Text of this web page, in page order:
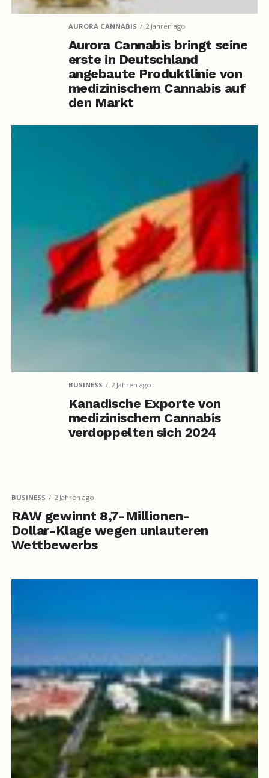
AURORA CANNABIS 2 Jahren ago
Aurora Cannabis bringt seine
erste in Deutschland
angebaute Produktlinie von
medizinischem Cannabis auf
den Markt
BUSINESS 2 Jahren ago
Kanadische Exporte von
medizinischem Cannabis
verdoppelten sich 2024
BUSINESS 2 Jahren ago
RAW gewinnt 8,7-Millionen-
Dollar-Klage wegen unlauteren
Wettbewerbs